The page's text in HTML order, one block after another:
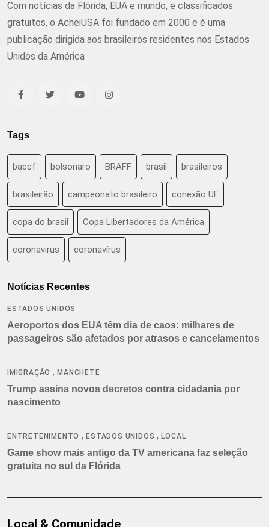
Com notícias da Flórida, EUA e mundo, e classificados
gratuitos, o AcheiUSA foi fundado em 2000 e é uma
publicação dirigida aos brasileiros residentes nos Estados
Unidos da América
Tags
baccf bolsonaro BRAFF brasil brasileiros
brasileirão campeonato brasileiro conexão UF
copa do brasil Copa Libertadores da América
coronavirus coronavírus
Notícias Recentes
ESTADOS UNIDOS
Aeroportos dos EUA têm dia de caos: milhares de
passageiros são afetados por atrasos e cancelamentos
IMIGRAÇÃO ,MANCHETE
Trump assina novos decretos contra cidadania por
nascimento
ENTRETENIMENTO ,ESTADOS UNIDOS ,LOCAL
Game show mais antigo da TV americana faz seleção
gratuita no sul da Flórida
Local & Comunidade